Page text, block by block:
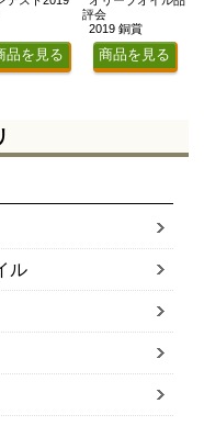
評会
2019 銅賞
品を見る 商品を見る
ル